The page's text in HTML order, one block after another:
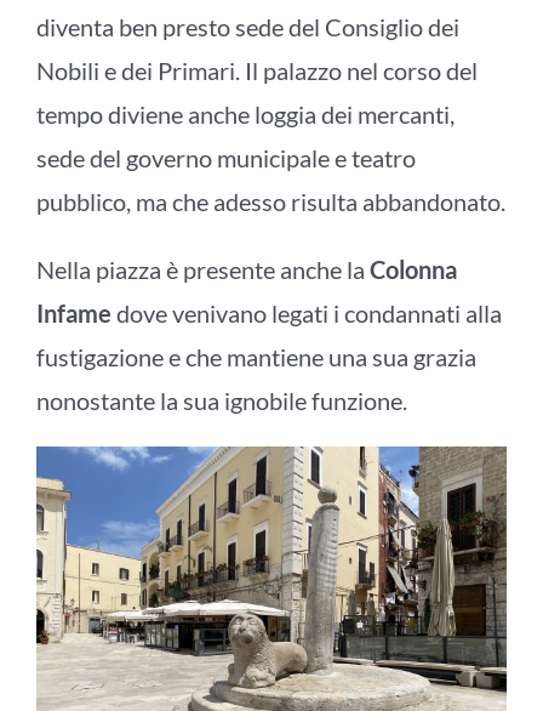
diventa ben presto sede del Consiglio dei
Nobili e dei Primari. Il palazzo nel corso del
tempo diviene anche loggia dei mercanti,
sede del governo municipale e teatro
pubblico, ma che adesso risulta abbandonato.
Nella piazza è presente anche la Colonna
Infame dove venivano legati i condannati alla
fustigazione e che mantiene una sua grazia
nonostante la sua ignobile funzione.